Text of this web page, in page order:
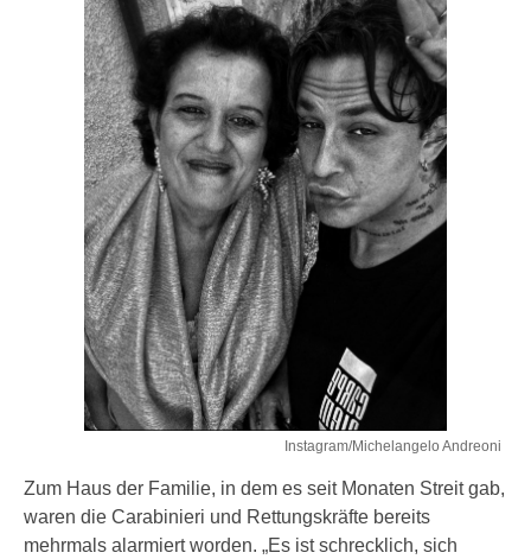
Instagram/Michelangelo Andreoni
Zum Haus der Familie, in dem es seit Monaten Streit gab,
waren die Carabinieri und Rettungskräfte bereits
mehrmals alarmiert worden. „Es ist schrecklich, sich